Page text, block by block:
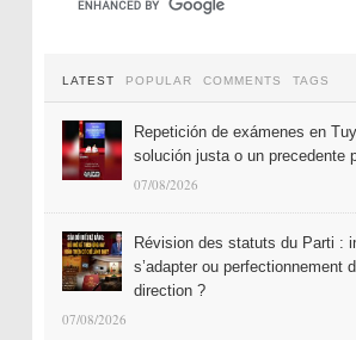
LATEST POPULAR COMMENTS TAGS
Repetición de exámenes en
solución justa o un precedente
07/08/2026
Révision des statuts du Parti :
s’adapter ou perfectionnement
direction ?
07/08/2026